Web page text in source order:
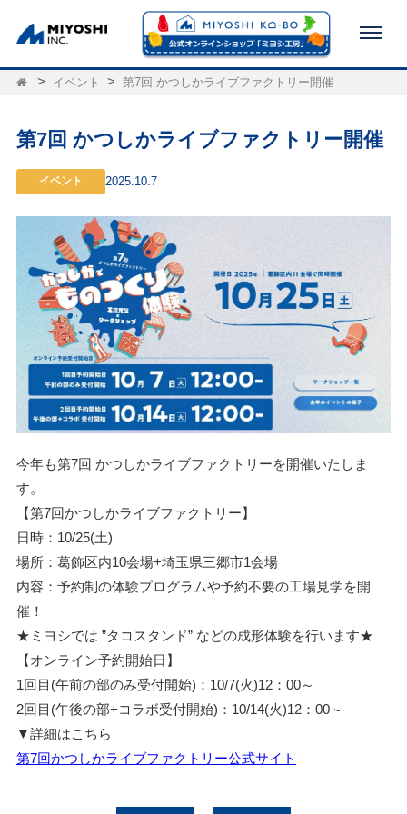
イベント 第7回 かつしかライブファクトリー開催
第7回 かつしかライブファクトリー開催
イベント 2025.10.7
今年も第7回 かつしかライブファクトリーを開催いたしま
す。
【第7回かつしかライブファクトリー】
日時：10/25(土)
場所：葛飾区内10会場+埼玉県三郷市1会場
内容：予約制の体験プログラムや予約不要の工場見学を開
催！
★ミヨシでは ”タコスタンド” などの成形体験を行います★
【オンライン予約開始日】
1回目(午前の部のみ受付開始)：10/7(火)12：00～
2回目(午後の部+コラボ受付開始)：10/14(火)12：00～
▼詳細はこちら
第7回かつしかライブファクトリー公式サイト